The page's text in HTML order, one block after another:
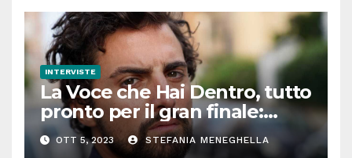
INTERVISTE
La Voce che Hai Dentro, tutto
pronto per il gran finale:
parla Roberto Oliveri
OTT 5, 2023 STEFANIA MENEGHELLA